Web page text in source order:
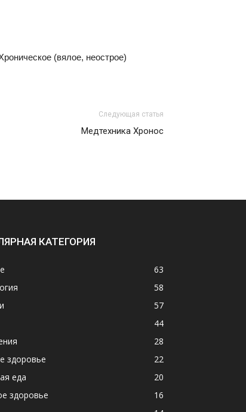
(вялое, неострое)
Следующая статья
Медтехника Хронос
КАТЕГОРИЯ
63
58
57
44
28
здоровье
22
еда
20
здоровье
16